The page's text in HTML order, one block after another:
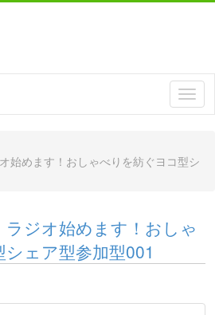
始めます！おしゃべりを紡ぐヨコ型シ
ジオ始めます！おしゃ
ェア型参加型001